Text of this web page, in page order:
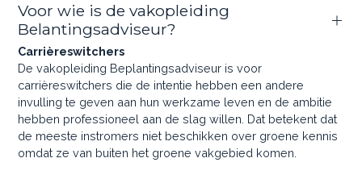
Voor wie is de vakopleiding
Belantingsadviseur?
Carrièreswitchers
De vakopleiding Beplantingsadviseur is voor
carrièreswitchers die de intentie hebben een andere
invulling te geven aan hun werkzame leven en de ambitie
hebben professioneel aan de slag willen. Dat betekent dat
de meeste instromers niet beschikken over groene kennis
omdat ze van buiten het groene vakgebied komen.